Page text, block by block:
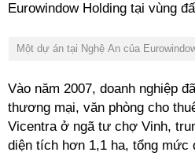
Eurowindow Holding tại vùng
Một dự án tại Nghệ An của
Vào năm 2007, doanh nghiệp
thương mại, văn phòng cho
Vicentra ở ngã tư chợ Vinh,
diện tích hơn 1,1 ha, tổng mức